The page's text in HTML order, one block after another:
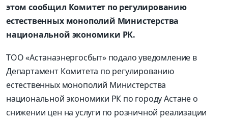
этом сообщил Комитет по регулированию
естественных монополий Министерства
национальной экономики РК.
ТОО «Астанаэнергосбыт» подало уведомление в
Департамент Комитета по регулированию
естественных монополий Министерства
национальной экономики РК по городу Астане о
снижении цен на услуги по розничной реализации